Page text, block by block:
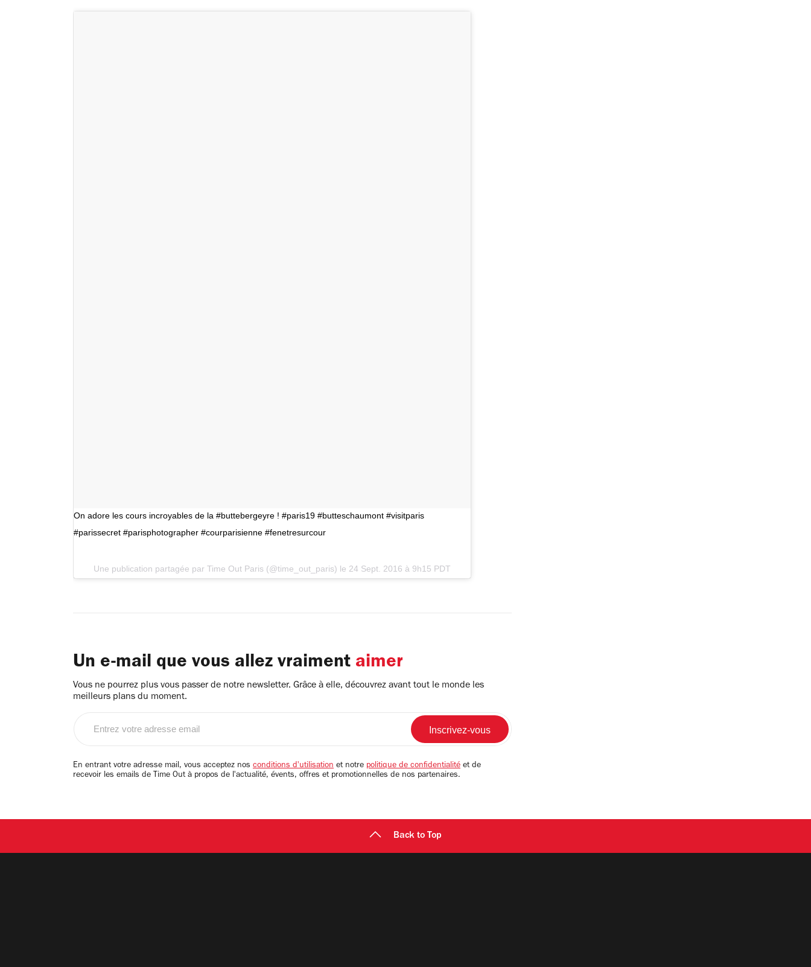
On adore les cours incroyables de la #buttebergeyre ! #paris19 #butteschaumont #visitparis
#parissecret #parisphotographer #courparisienne #fenetresurcour
Une publication partagée par Time Out Paris (@time_out_paris) le 24 Sept. 2016 à 9h15 PDT
Un e-mail que vous allez vraiment aimer
Vous ne pourrez plus vous passer de notre newsletter. Grâce à elle, découvrez avant tout le monde les
meilleurs plans du moment.
email
En entrant votre adresse mail, vous acceptez nos conditions d'utilisation et notre politique de confidentialité et de
recevoir les emails de Time Out à propos de l'actualité, évents, offres et promotionnelles de nos partenaires.
Back to Top